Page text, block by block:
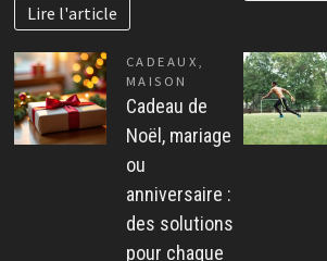
Lire l'article
CADEAUX
MAISON
Cadeau de
Noël, mariage
ou
anniversaire :
des solutions
pour chaque